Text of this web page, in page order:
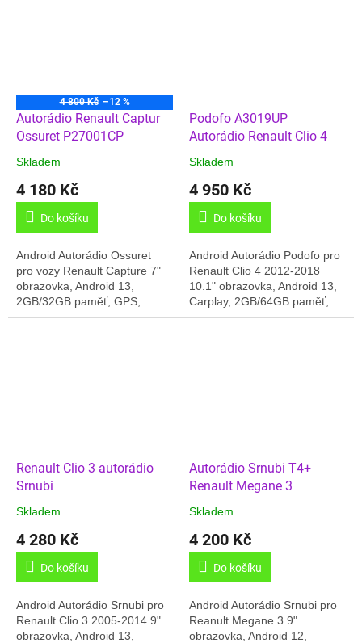
4 800 Kč –12 %
Autorádio Renault Captur
Ossuret P27001CP
Skladem
4 180 Kč
Do košíku
Android Autorádio Ossuret
pro vozy Renault Capture 7"
obrazovka, Android 13,
2GB/32GB paměť, GPS,
Český jazyk, Carplay, Online
Podofo A3019UP
Autorádio Renault Clio 4
Skladem
4 950 Kč
Do košíku
Android Autorádio Podofo pro
Renault Clio 4 2012-2018
10.1" obrazovka, Android 13,
Carplay, 2GB/64GB paměť,
GPS, Český jazyk,....
Renault Clio 3 autorádio
Srnubi
Skladem
4 280 Kč
Do košíku
Android Autorádio Srnubi pro
Renault Clio 3 2005-2014 9"
obrazovka, Android 13,
Autorádio Srnubi T4+
Renault Megane 3
Skladem
4 200 Kč
Do košíku
Android Autorádio Srnubi pro
Reanult Megane 3 9"
obrazovka, Android 12,